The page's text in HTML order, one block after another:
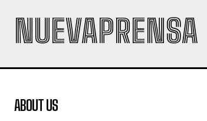
NUEVAPRENSA
ABOUT US